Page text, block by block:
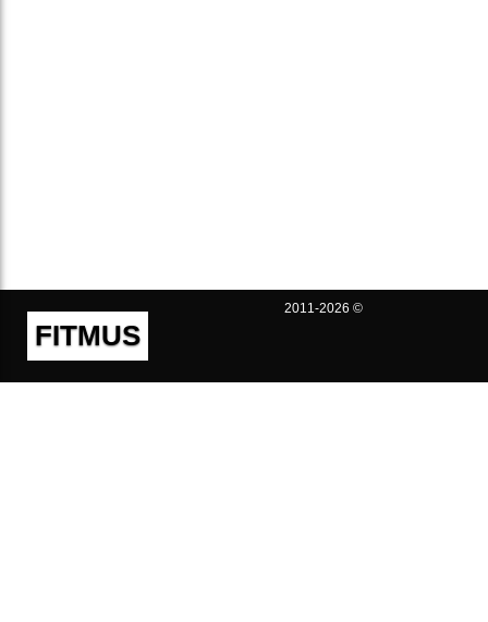
FITMUS
2011-2026 ©